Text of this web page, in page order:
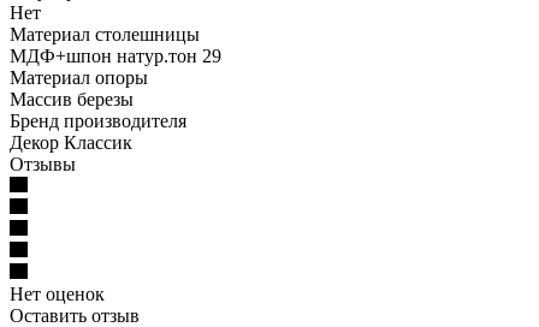
Нет
Материал столешницы
МДФ+шпон натур.тон 29
Материал опоры
Массив березы
Бренд производителя
Декор Классик
Отзывы
Нет оценок
Оставить отзыв